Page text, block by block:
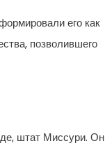
его как
позволившего
штат Миссури. Он